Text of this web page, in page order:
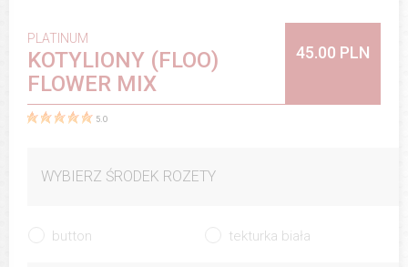
PLATINUM
KOTYLIONY (FLOO)
FLOWER MIX
45.00 PLN
5.0
WYBIERZ ŚRODEK ROZETY
button tekturka biała